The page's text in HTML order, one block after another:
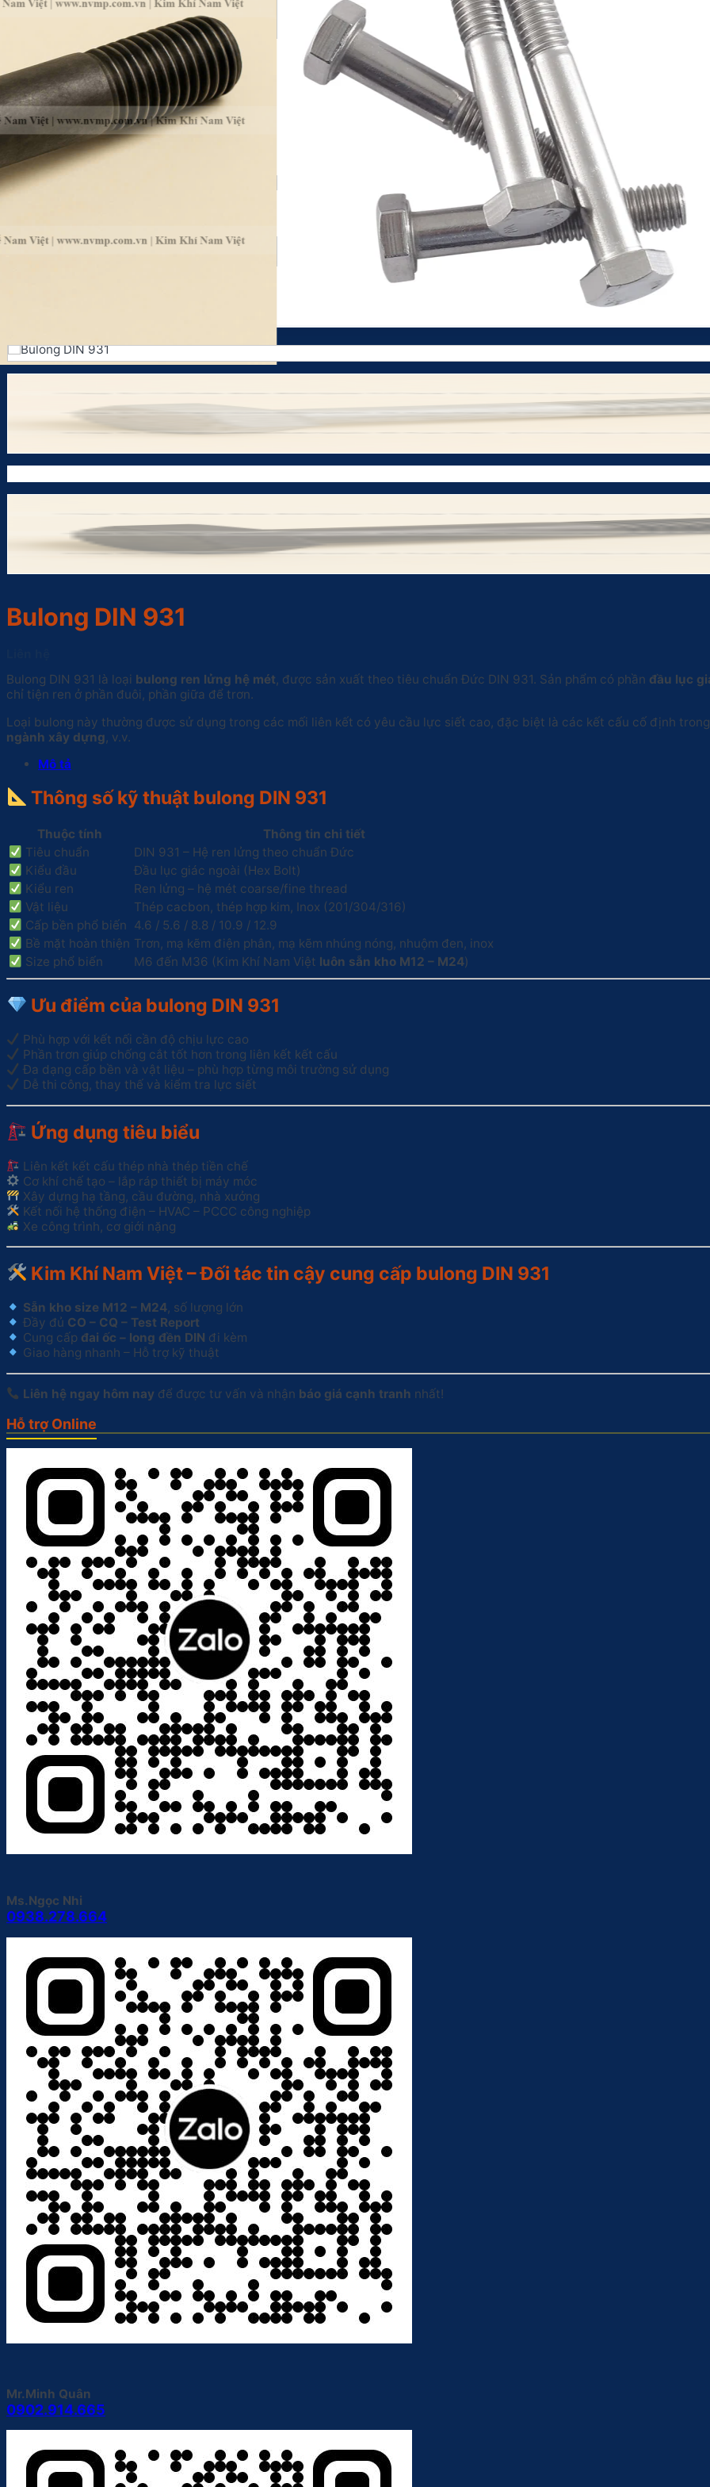
BULONG
TÁN
LONG ĐỀN
TYREN & BULONG NEO MÓNG
PHỤ KIỆN HỆ I&C
CÁP THÉP & PHỤ KIỆN
THÉP & INOX
VÍT
Dịch Vụ Gia Công
Dự Án Tiêu Biểu Nam Việt
Bulong DIN 931
Bulong DIN 931 là loại bulong ren lửng hệ mét, được sản xuất theo tiêu chuẩn Đức DIN 931. Sản phẩm có phần đầu lục
chỉ tiện ren ở phần đuôi, phần giữa để trơn.
Loại bulong này thường được sử dụng trong các mối liên kết có yêu cầu lực siết cao, đặc biệt là các kết cấu cố định trong
ngành xây dựng, v.v.
Mô tả
Thông số kỹ thuật bulong DIN 931
Thuộc tính
Thông tin chi tiết
Tiêu chuẩn
DIN 931 – Hệ ren lửng theo chuẩn Đức
Kiểu đầu
Đầu lục giác ngoài (Hex Bolt)
Kiểu ren
Ren lửng – hệ mét coarse/fine thread
Vật liệu
Thép cacbon, thép hợp kim, Inox (201/304/316)
Cấp bền phổ biến 4.6 / 5.6 / 8.8 / 10.9 / 12.9
Bề mặt hoàn thiện Trơn, mạ kẽm điện phân, mạ kẽm nhúng nóng, nhuộm đen, inox
Size phổ biến
M6 đến M36 (Kim Khí Nam Việt luôn sẵn kho M12 – M24)
Ưu điểm của bulong DIN 931
Phù hợp với kết nối cần độ chịu lực cao
Phần trơn giúp chống cắt tốt hơn trong liên kết kết cấu
Đa dạng cấp bền và vật liệu – phù hợp từng môi trường sử dụng
Dễ thi công, thay thế và kiểm tra lực siết
Ứng dụng tiêu biểu
Liên kết kết cấu thép nhà thép tiền chế
Cơ khí chế tạo – lắp ráp thiết bị máy móc
Xây dựng hạ tầng, cầu đường, nhà xưởng
Kết nối hệ thống điện – HVAC – PCCC công nghiệp
Xe công trình, cơ giới nặng
Kim Khí Nam Việt – Đối tác tin cậy cung cấp bulong DIN 931
Sẵn kho size M12 – M24, số lượng lớn
Đầy đủ CO – CQ – Test Report
Cung cấp đai ốc – long đền DIN đi kèm
Giao hàng nhanh – Hỗ trợ kỹ thuật
Liên hệ ngay hôm nay để được tư vấn và nhận báo giá cạnh tranh nhất!
Hỗ trợ Online
Ms.Ngọc Nhi
0938.278.664
Mr.Minh Quân
0902.914.665